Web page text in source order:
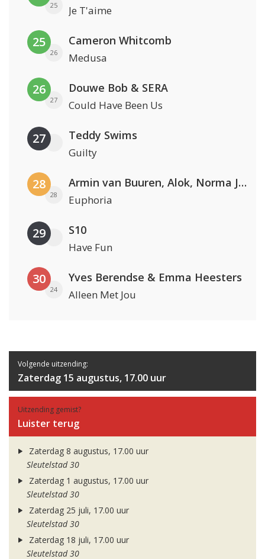
25 Je T'aime
25
26
Cameron Whitcomb
Medusa
26
27
Douwe Bob & SERA
Could Have Been Us
27 Teddy Swims
Guilty
28
28
Armin van Buuren, Alok, Norma Jean Martine & LAWRENT
Euphoria
29 S10
Have Fun
30
24
Yves Berendse & Emma Heesters
Alleen Met Jou
Volgende uitzending:
Zaterdag 15 augustus, 17.00 uur
Uitzending gemist?
Luister terug
Zaterdag 8 augustus, 17.00 uur
Sleutelstad 30
Zaterdag 1 augustus, 17.00 uur
Sleutelstad 30
Zaterdag 25 juli, 17.00 uur
Sleutelstad 30
Zaterdag 18 juli, 17.00 uur
Sleutelstad 30